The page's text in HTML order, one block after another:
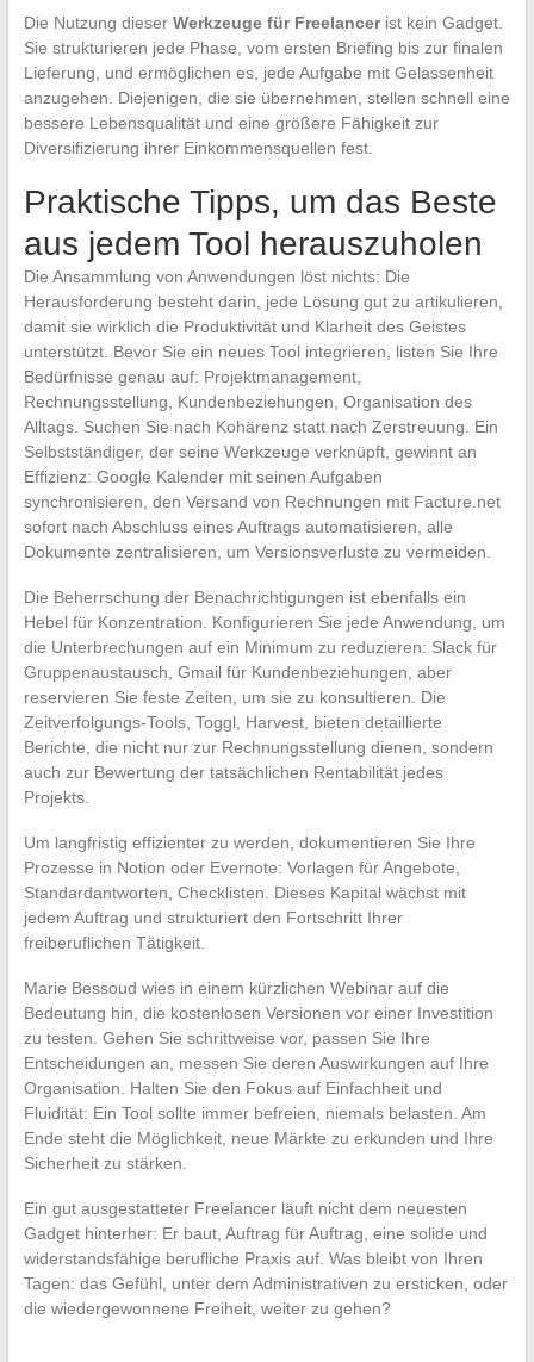
Die Nutzung dieser Werkzeuge für Freelancerist kein Gadget.
Sie strukturieren jede Phase, vom ersten Briefing bis zur finalen
Lieferung, und ermöglichen es, jede Aufgabe mit Gelassenheit
anzugehen. Diejenigen, die sie übernehmen, stellen schnell eine
bessere Lebensqualität und eine größere Fähigkeit zur
Diversifizierung ihrer Einkommensquellen fest.
Praktische Tipps, um das Beste
aus jedem Tool herauszuholen
Die Ansammlung von Anwendungen löst nichts: Die
Herausforderung besteht darin, jede Lösung gut zu artikulieren,
damit sie wirklich die Produktivität und Klarheit des Geistes
unterstützt. Bevor Sie ein neues Tool integrieren, listen Sie Ihre
Bedürfnisse genau auf: Projektmanagement,
Rechnungsstellung, Kundenbeziehungen, Organisation des
Alltags. Suchen Sie nach Kohärenz statt nach Zerstreuung. Ein
Selbstständiger, der seine Werkzeuge verknüpft, gewinnt an
Effizienz: Google Kalender mit seinen Aufgaben
synchronisieren, den Versand von Rechnungen mit Facture.net
sofort nach Abschluss eines Auftrags automatisieren, alle
Dokumente zentralisieren, um Versionsverluste zu vermeiden.
Die Beherrschung der Benachrichtigungen ist ebenfalls ein
Hebel für Konzentration. Konfigurieren Sie jede Anwendung, um
die Unterbrechungen auf ein Minimum zu reduzieren: Slack für
Gruppenaustausch, Gmail für Kundenbeziehungen, aber
reservieren Sie feste Zeiten, um sie zu konsultieren. Die
Zeitverfolgungs-Tools, Toggl, Harvest, bieten detaillierte
Berichte, die nicht nur zur Rechnungsstellung dienen, sondern
auch zur Bewertung der tatsächlichen Rentabilität jedes
Projekts.
Um langfristig effizienter zu werden, dokumentieren Sie Ihre
Prozesse in Notion oder Evernote: Vorlagen für Angebote,
Standardantworten, Checklisten. Dieses Kapital wächst mit
jedem Auftrag und strukturiert den Fortschritt Ihrer
freiberuflichen Tätigkeit.
Marie Bessoud wies in einem kürzlichen Webinar auf die
Bedeutung hin, die kostenlosen Versionen vor einer Investition
zu testen. Gehen Sie schrittweise vor, passen Sie Ihre
Entscheidungen an, messen Sie deren Auswirkungen auf Ihre
Organisation. Halten Sie den Fokus auf Einfachheit und
Fluidität: Ein Tool sollte immer befreien, niemals belasten. Am
Ende steht die Möglichkeit, neue Märkte zu erkunden und Ihre
Sicherheit zu stärken.
Ein gut ausgestatteter Freelancer läuft nicht dem neuesten
Gadget hinterher: Er baut, Auftrag für Auftrag, eine solide und
widerstandsfähige berufliche Praxis auf. Was bleibt von Ihren
Tagen: das Gefühl, unter dem Administrativen zu ersticken, oder
die wiedergewonnene Freiheit, weiter zu gehen?